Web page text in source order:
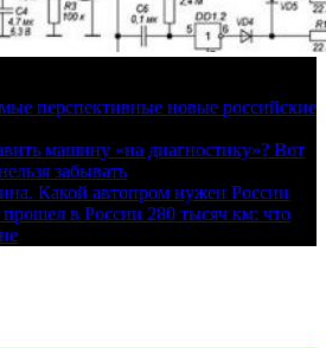
перспективные новые российские
машину «на диагностику»? Вот
забывать
Какой автопром нужен России
в России 280 тысяч км: что